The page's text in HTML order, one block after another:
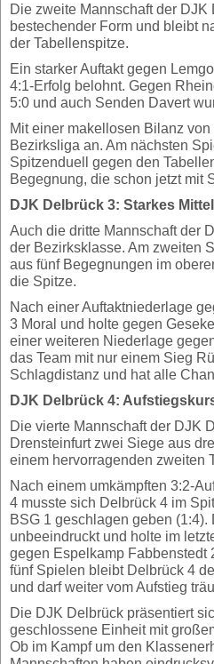
Die zweite Mannschaft der
bestechender Form und bleibt
der Tabellenspitze.
Ein starker Auftakt gegen
4:1-Erfolg belohnt. Gegen
5:0 und auch Senden Davert
Mit einer makellosen Bilanz
Bezirksliga an. Am nächsten
Spitzenduell gegen den
Begegnung, die schon jetzt mit
DJK Delbrück 3: Starkes
Auch die dritte Mannschaft der
der Bezirksklasse. Am zweiten
aus fünf Begegnungen im
die Spitze.
Nach einer Auftaktniederlage
3 Moral und holte gegen
einer weiteren Niederlage
das Team mit nur einem Sieg
Schlagdistanz und hat alle
DJK Delbrück 4:
Die vierte Mannschaft der DJK
Drensteinfurt zwei Siege aus
einem hervorragenden zweiten
Nach einem umkämpften 3:2-
4 musste sich Delbrück 4 im
BSG 1 geschlagen geben
unbeeindruckt und holte im
gegen Espelkamp Fabbenstedt
fünf Spielen bleibt Delbrück 4
und darf weiter vom Aufstieg
Die DJK Delbrück präsentiert
geschlossene Einheit mit
Ob im Kampf um den